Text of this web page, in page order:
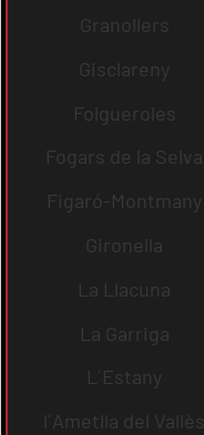
Granollers
Gisclareny
Folgueroles
Fogars de la Selva
Figaró-Montmany
Gironella
La Llacuna
La Garriga
L´Estany
l´Ametlla del Vallès